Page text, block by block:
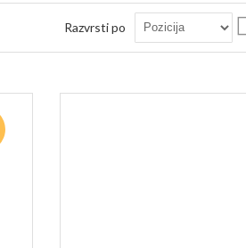
Razvrsti po